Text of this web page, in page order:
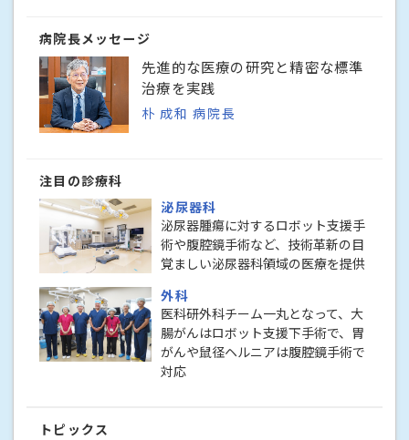
病院長メッセージ
先進的な医療の研究と精密な標準
治療を実践
朴 成和 病院長
注目の診療科
泌尿器科
泌尿器腫瘍に対するロボット支援手
術や腹腔鏡手術など、技術革新の目
覚ましい泌尿器科領域の医療を提供
外科
医科研外科チーム一丸となって、大
腸がんはロボット支援下手術で、胃
がんや鼠径ヘルニアは腹腔鏡手術で
対応
トピックス